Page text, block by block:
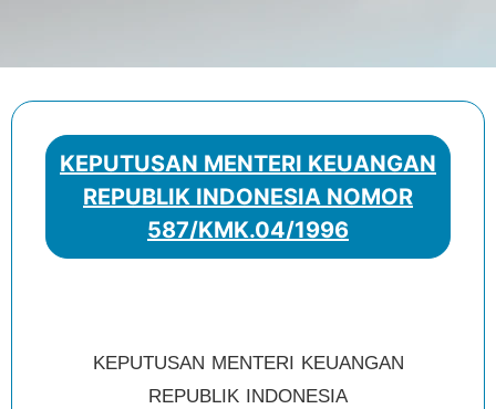
KEPUTUSAN MENTERI KEUANGAN
REPUBLIK INDONESIA NOMOR
587/KMK.04/1996
KEPUTUSAN MENTERI KEUANGAN
REPUBLIK INDONESIA